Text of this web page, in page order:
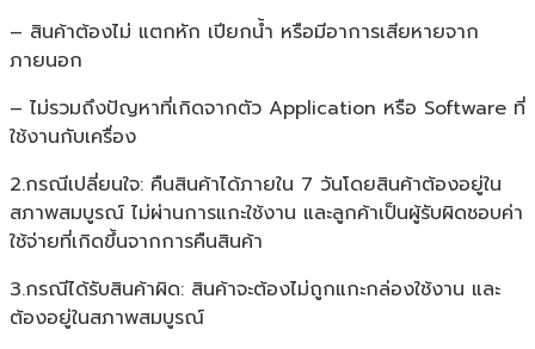
– สินค้าต้องไม่ แตกหัก เปียกน้ำ หรือมีอาการเสียหายจาก
ภายนอก
– ไม่รวมถึงปัญหาที่เกิดจากตัว Application หรือ Software ที่
ใช้งานกับเครื่อง
2.กรณีเปลี่ยนใจ: คืนสินค้าได้ภายใน 7 วันโดยสินค้าต้องอยู่ใน
สภาพสมบูรณ์ ไม่ผ่านการแกะใช้งาน และลูกค้าเป็นผู้รับผิดชอบค่า
ใช้จ่ายที่เกิดขึ้นจากการคืนสินค้า
3.กรณีได้รับสินค้าผิด: สินค้าจะต้องไม่ถูกแกะกล่องใช้งาน และ
ต้องอยู่ในสภาพสมบูรณ์